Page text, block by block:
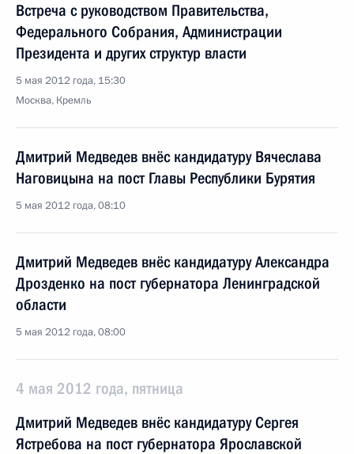
Встреча с руководством Правительства,
Федерального Собрания, Администрации
Президента и других структур власти
5 мая 2012 года, 15:30
Москва, Кремль
Дмитрий Медведев внёс кандидатуру Вячеслава
Наговицына на пост Главы Республики Бурятия
5 мая 2012 года, 08:10
Дмитрий Медведев внёс кандидатуру Александра
Дрозденко на пост губернатора Ленинградской
области
5 мая 2012 года, 08:00
4 мая 2012 года, пятница
Дмитрий Медведев внёс кандидатуру Сергея
Ястребова на пост губернатора Ярославской